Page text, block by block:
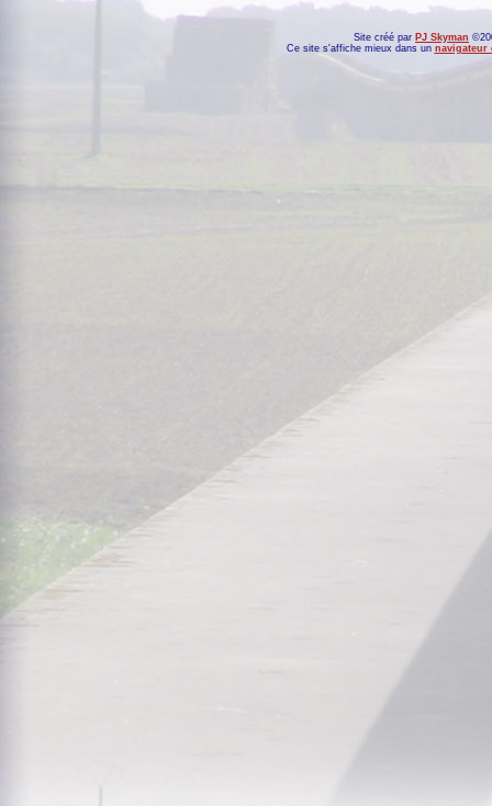
Site créé par PJ Skyman
Ce site s'affiche mieux dans un navigateur